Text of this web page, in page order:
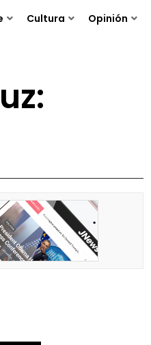
Cultura Opinión